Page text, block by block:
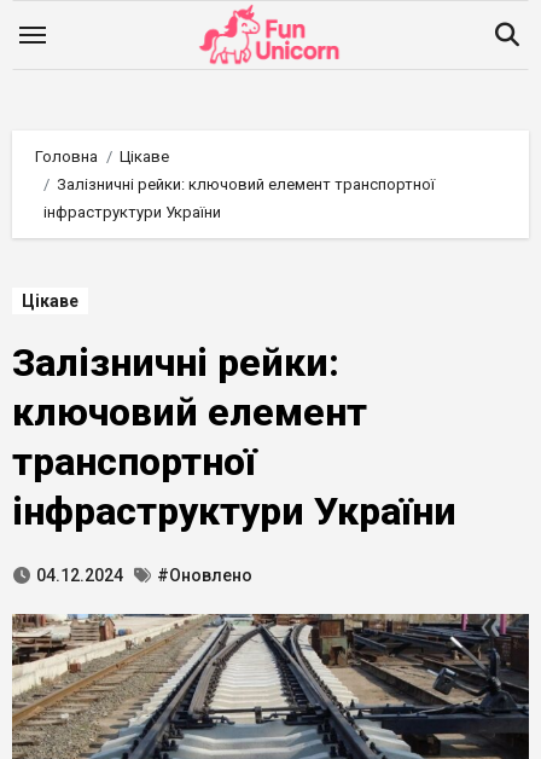
до
Головна
Цікаве
Залізничні рейки: ключовий елемент транспортної
інфраструктури України
Цікаве
Залізничні рейки:
ключовий елемент
транспортної
інфраструктури України
04.12.2024 #Оновлено